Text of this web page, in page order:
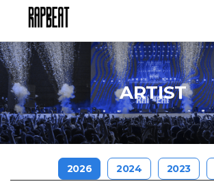
ARTIST
2026 2024 2023